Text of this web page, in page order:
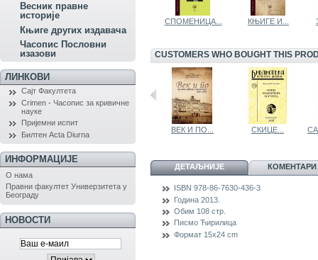
Весник правне
историје
Књиге других издавача
Часопис Пословни
изазови
ЛИНКОВИ
Сајт Факултета
Crimen - Часопис за кривичне
науке
Пријемни испит
Билтен Acta Diurna
ИНФОРМАЦИЈЕ
О нама
Правни факултет Универзитета у
Београду
НОВОСТИ
СПОМЕНИЦА... КЊИГЕ И...
CUSTOMERS WHO BOUGHT THIS
ВЕК И ПО... СКИЦЕ...
ДЕТАЉНИЈЕ КОМЕНТАРИ
ISBN 978-86-7630-436-3
Година 2013.
Обим 108 стр.
Писмо Ћирилица
Формат 15x24 cm